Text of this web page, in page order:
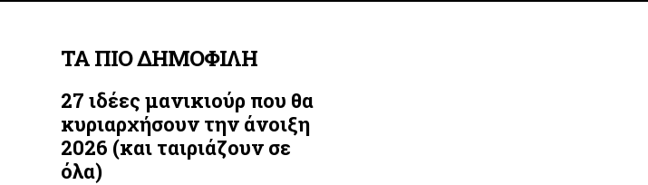
ΤΑ ΠΙΟ ΔΗΜΟΦΙΛΗ
27 ιδέες μανικιούρ που θα
κυριαρχήσουν την άνοιξη
2026 (και ταιριάζουν σε
όλα)